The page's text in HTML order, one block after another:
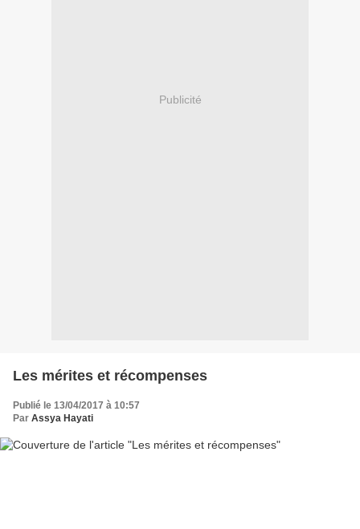
Publicité
Les mérites et récompenses
Publié le 13/04/2017 à 10:57
Par Assya Hayati